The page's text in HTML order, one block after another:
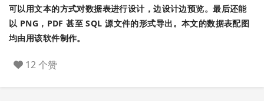
可以用文本的方式对数据表进行设计，边设计边预览。最后还能
以 PNG，PDF 甚至 SQL 源文件的形式导出。本文的数据表配图
均由用该软件制作。
12 个赞